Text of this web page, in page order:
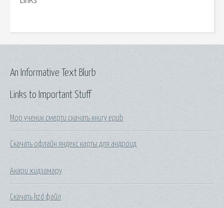
Links to Important Stuff
Мор ученик смерти скачать книгу epub
Скачать офлайн яндекс карты для андроид
Акари хидзамару
Скачать kzd файл
An Informative Text Blurb